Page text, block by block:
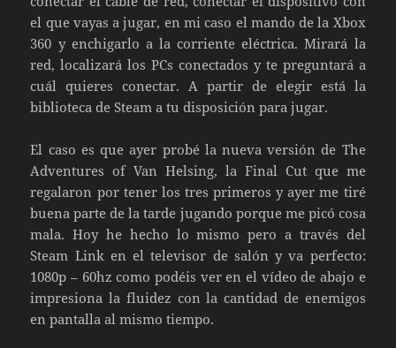
el que vayas a jugar, en mi caso el mando de la Xbox
360 y enchigarlo a la corriente eléctrica. Mirará la
red, localizará los PCs conectados y te preguntará a
cuál quieres conectar. A partir de elegir está la
biblioteca de Steam a tu disposición para jugar.
El caso es que ayer probé la nueva versión de The
Adventures of Van Helsing, la Final Cut que me
regalaron por tener los tres primeros y ayer me tiré
buena parte de la tarde jugando porque me picó cosa
mala. Hoy he hecho lo mismo pero a través del
Steam Link en el televisor de salón y va perfecto:
1080p – 60hz como podéis ver en el vídeo de abajo e
impresiona la fluidez con la cantidad de enemigos
en pantalla al mismo tiempo.